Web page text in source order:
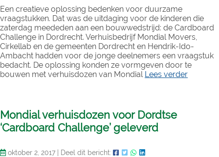
Een creatieve oplossing bedenken voor duurzame
vraagstukken. Dat was de uitdaging voor de kinderen die
zaterdag meededen aan een bouwwedstrijd: de Cardboard
Challenge in Dordrecht. Verhuisbedrijf Mondial Movers,
Cirkellab en de gemeenten Dordrecht en Hendrik-Ido-
Ambacht hadden voor de jonge deelnemers een vraagstuk
bedacht. De oplossing konden ze vormgeven door te
bouwen met verhuisdozen van Mondial Lees verder
Mondial verhuisdozen voor Dordtse
‘Cardboard Challenge’ geleverd
oktober 2, 2017 Deel dit bericht: